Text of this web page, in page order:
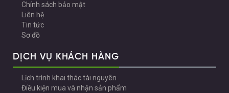
Chính sách bảo mật
Liên hệ
Tin tức
Sơ đồ
DỊCH VỤ KHÁCH HÀNG
Lịch trình khai thác tài nguyên
Điều kiện mua và nhận sản phẩm